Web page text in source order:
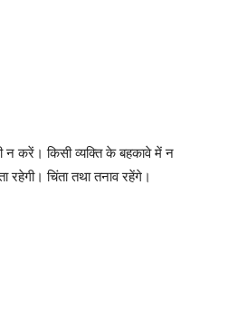
न करें। किसी व्यक्ति के बहकावे में न
रहेगी। चिंता तथा तनाव रहेंगे।